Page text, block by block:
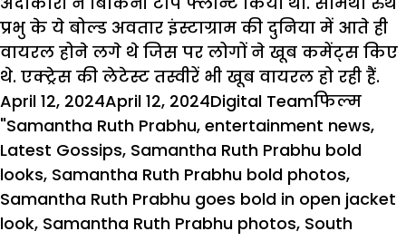
प्रभु के ये बोल्ड अवतार इंस्टाग्राम की दुनिया में आते ही
वायरल होने लगे थे जिस पर लोगों ने खूब कमेंट्स किए
थे. एक्ट्रेस की लेटेस्ट तस्वीरें भी खूब वायरल हो रही हैं.
Posted
on
April 12, 2024April 12, 2024Author
Digital TeamCategories
फिल्म
Tags
"Samantha Ruth Prabhu, entertainment news,
Latest Gossips, Samantha Ruth Prabhu bold
looks, Samantha Ruth Prabhu bold photos,
Samantha Ruth Prabhu goes bold in open jacket
look, Samantha Ruth Prabhu photos, South